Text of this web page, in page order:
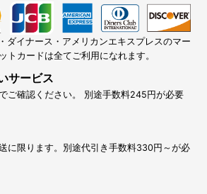
ダイナース・アメリカンエキスプレスのマー
トカードは全てご利用になれます。
サービス
ご確認ください。 別途手数料245円が必要
に限ります。別途代引き手数料330円～が必